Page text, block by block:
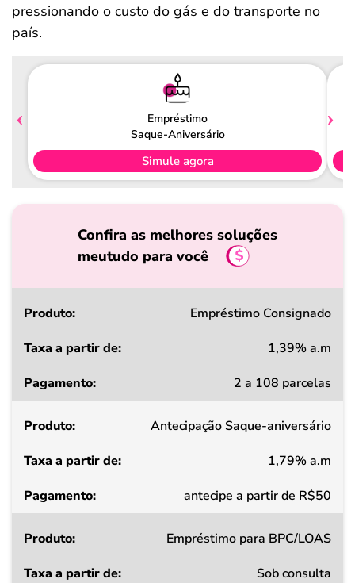
pressionando o custo do gás e do transporte no
país.
Empréstimo
Saque-Aniversário
Simule agora
Confira as melhores soluções
meutudo para você
Produto
a
de
Pagamento
Empréstimo Consignado
1,39% a.m
2 a 108 parcelas
Antecipação Saque-aniversário
1,79% a.m
antecipe a partir de R$50
Empréstimo para BPC/LOAS
Sob consulta